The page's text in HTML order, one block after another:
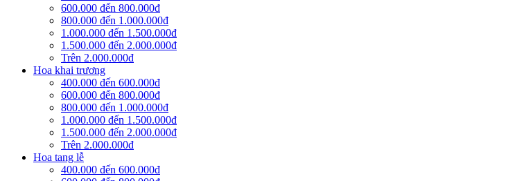
600.000 đến 800.000đ
800.000 đến 1.000.000đ
1.000.000 đến 1.500.000đ
1.500.000 đến 2.000.000đ
Trên 2.000.000đ
Hoa khai trương
400.000 đến 600.000đ
600.000 đến 800.000đ
800.000 đến 1.000.000đ
1.000.000 đến 1.500.000đ
1.500.000 đến 2.000.000đ
Trên 2.000.000đ
Hoa tang lễ
400.000 đến 600.000đ